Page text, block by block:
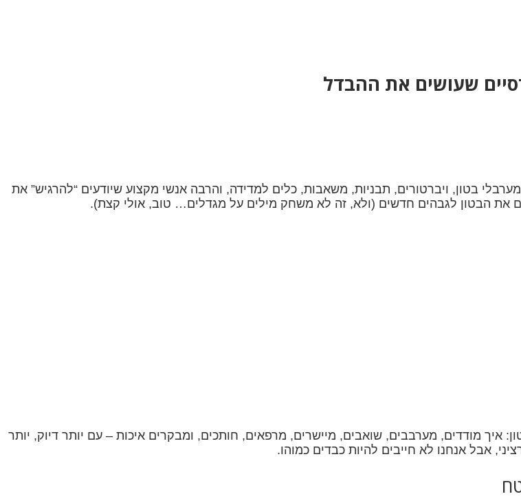
שעושים את ההבדל
הרבה אותם דברים: מערבלי בטון, ויברטורים, תבניות, משאבות, כלים למדידה, והרבה אנשי מקצוע שיודעים “להרגיש” את
את הבטון לגבהים חדשים (ולא, זה לא משחק מילים על מגדלים… טוב, אולי קצת).
איך מודדים, מערבבים, שואבים, מיישרים, מרפאים, חותכים, ומבקרים איכות – עם יותר דיוק, יותר
אבל אנחנו לא חייבים להיות כבדים כמוהו.